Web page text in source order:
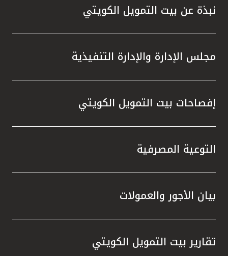
نبذة عن بيت التمويل الكويتي
مجلس الإدارة والإدارة التنفيذية
إفصاحات بيت التمويل الكويتي
التوعية المصرفية
بيان الأجور والعمولات
تقارير بيت التمويل الكويتي